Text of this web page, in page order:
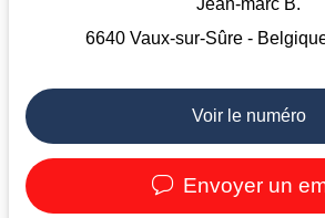
6640 Vaux-sur-Sûre -
Voir le numéro
Envoyer un